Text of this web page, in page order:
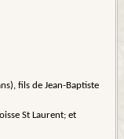
fils de Jean-Baptiste
St Laurent; et